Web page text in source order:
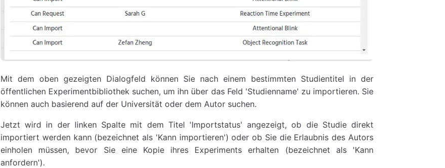
Mit dem oben gezeigten Dialogfeld können Sie nach einem bestimmten Studientitel in der
öffentlichen Experimentbibliothek suchen, um ihn über das Feld 'Studienname' zu importieren. Sie
können auch basierend auf der Universität oder dem Autor suchen.
Jetzt wird in der linken Spalte mit dem Titel 'Importstatus' angezeigt, ob die Studie direkt
importiert werden kann (bezeichnet als 'Kann importieren') oder ob Sie die Erlaubnis des Autors
einholen müssen, bevor Sie eine Kopie ihres Experiments erhalten (bezeichnet als 'Kann
anfordern').